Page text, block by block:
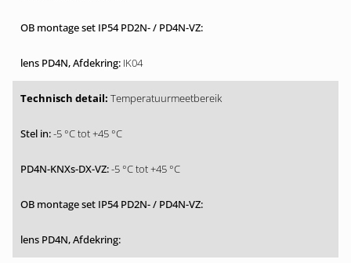
IK04
Temperatuurmeetbereik
-5 °C tot +45 °C
-5 °C tot +45 °C